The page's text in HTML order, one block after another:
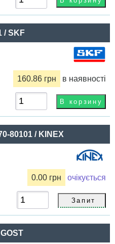
/ SKF
160.86 грн в наявності
80101 / KINEX
0.00 грн очікується